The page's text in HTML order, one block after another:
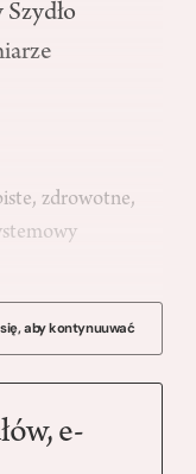
zdrowotne,
aby kontynuuwać
e-